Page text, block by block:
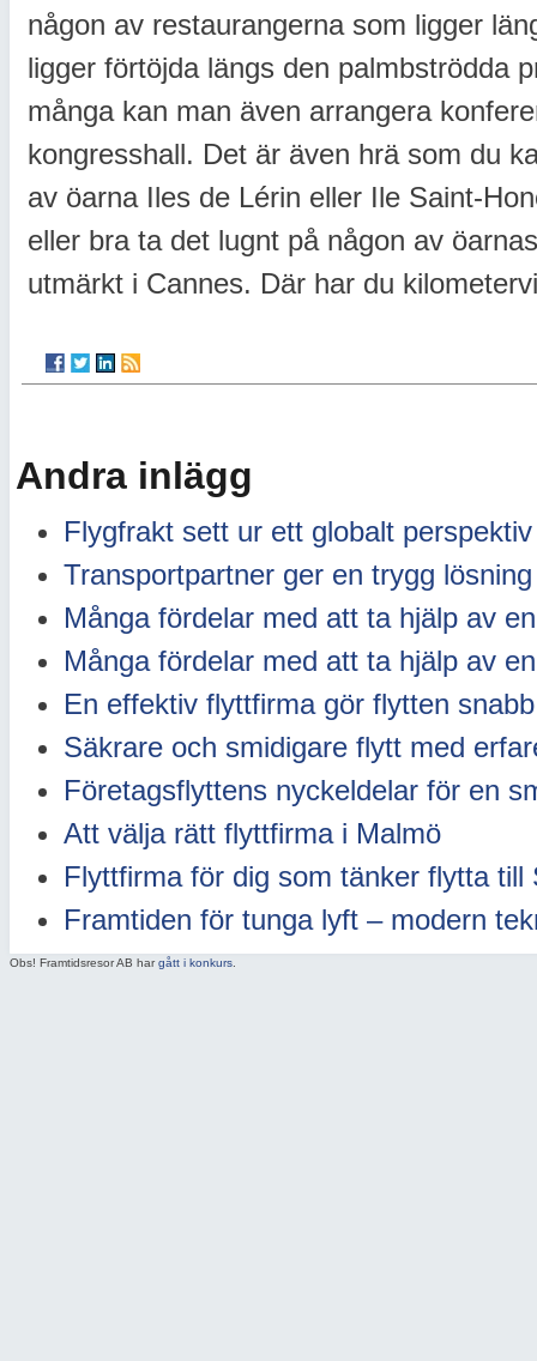
någon av restaurangerna som ligger
ligger förtöjda längs den palmbströdda
många kan man även arrangera
kongresshall. Det är även hrä som du
av öarna Iles de Lérin eller Ile Saint-
eller bra ta det lugnt på någon av
utmärkt i Cannes. Där har du
Andra inlägg
Flygfrakt sett ur ett globalt perspektiv
Transportpartner ger en trygg
Många fördelar med att ta hjälp av
Många fördelar med att ta hjälp av
En effektiv flyttfirma gör flytten
Säkrare och smidigare flytt med
Företagsflyttens nyckeldelar för en
Att välja rätt flyttfirma i Malmö
Flyttfirma för dig som tänker flytta till
Framtiden för tunga lyft – modern
Obs! Framtidsresor AB hargått i konkurs.